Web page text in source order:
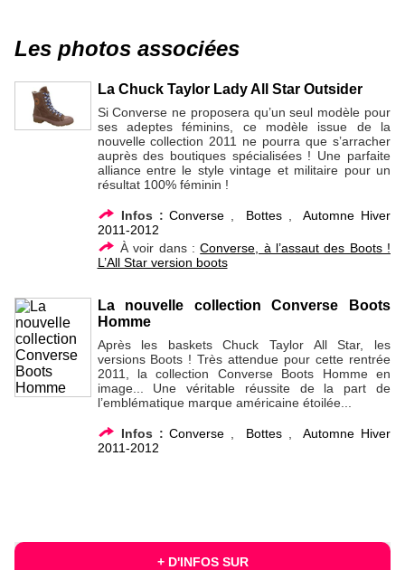
Les photos associées
La Chuck Taylor Lady All Star Outsider
Si Converse ne proposera qu’un seul modèle pour
ses adeptes féminins, ce modèle issue de la
nouvelle collection 2011 ne pourra que s’arracher
auprès des boutiques spécialisées ! Une parfaite
alliance entre le style vintage et militaire pour un
résultat 100% féminin !
Infos : Converse Bottes ,Automne Hiver
2011-2012
À voir dans :Converse, à l’assaut des Boots !
L’All Star version boots
La nouvelle collection Converse Boots
Homme
Après les baskets Chuck Taylor All Star, les
versions Boots ! Très attendue pour cette rentrée
2011, la collection Converse Boots Homme en
image... Une véritable réussite de la part de
l’emblématique marque américaine étoilée...
Infos : Converse , Bottes ,Automne Hiver
2011-2012
+ D'INFOS SUR